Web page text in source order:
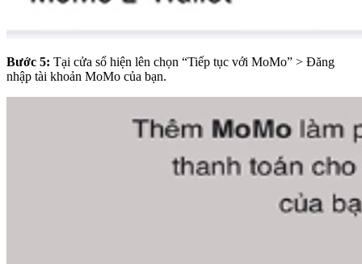
Bước 5: Tại cửa sổ hiện lên chọn “Tiếp tục với MoMo” > Đăng
nhập tài khoản MoMo của bạn.